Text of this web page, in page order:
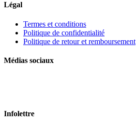
Légal
Termes et conditions
Politique de confidentialité
Politique de retour et remboursement
Médias sociaux
Infolettre